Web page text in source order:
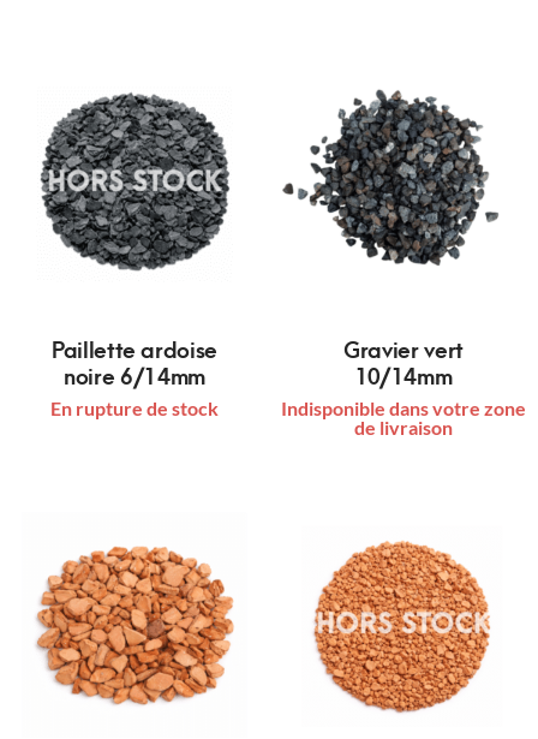
Paillette ardoise
noire 6/14mm
En rupture de stock
Gravier vert
10/14mm
Indisponible dans votre zone
de livraison